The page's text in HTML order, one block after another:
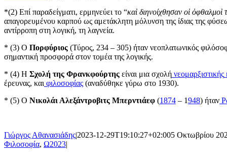
*(2) Επί παραδείγματι, ερμηνεύει το “καὶ διηνοίχθησαν οἱ ὀφθαλμοὶ
απαγορευμένου καρπού ως αμετάκλητη μόλυνση της ίδιας της
αντίρροπη στη λογική, τη λαγνεία.
* (3) Ο Πορφύριος (Τύρος, 234 – 305) ήταν νεοπλατωνικός
σημαντική προσφορά στον τομέα της λογικής.
* (4) Η Σχολή της Φρανκφούρτης είναι μια σχολή νεομαρξιστικής
έρευνας, και φιλοσοφίας (αναδύθηκε γύρω στο 1930).
* (5) Ο Νικολάι Αλεξάντροβιτς Μπερντιάεφ (1874 – 1948) ήταν
Γιώργος Αθανασιάδης|2023-12-29T19:10:27+02:005 Οκτωβρίου
Φιλοσοφία, Ω2023|